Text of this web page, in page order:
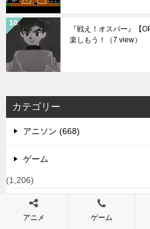
『戦え！オスパー』【
楽しもう！
（7 view）
カテゴリー
アニソン (668)
ゲーム
(1,206)
未分類 (1)
アニメ ゲーム